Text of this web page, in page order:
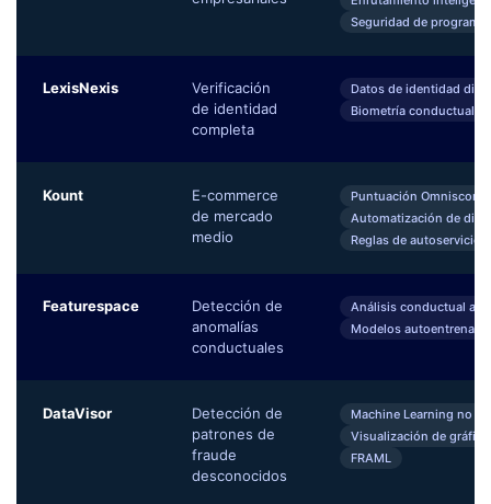
Seguridad de
LexisNexis
Verificación
de identidad
completa
Datos de identidad
Biometría conductual
Kount
E-commerce
de mercado
medio
Puntuación Omniscore
Automatización de
Reglas de autoservicio
Featurespace
Detección de
anomalías
conductuales
Análisis conductual
Modelos
DataVisor
Detección de
patrones de
fraude
desconocidos
Machine Learning no
Visualización de
FRAML